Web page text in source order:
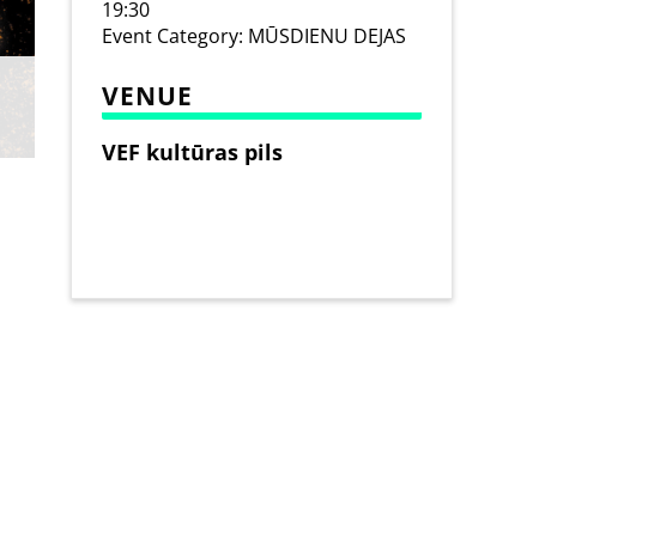
19:30
Event Category: MŪSDIENU DEJAS
VENUE
VEF kultūras pils